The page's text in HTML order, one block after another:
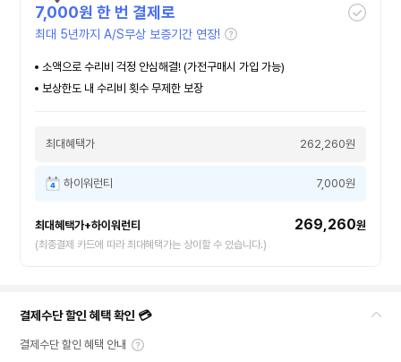
7,000원 한 번 결제로
최대 5년까지 A/S무상 보증기간 연장!
소액으로 수리비 걱정 안심해결! (가전구매시 가입 가능)
보상한도 내 수리비 횟수 무제한 보장
최대혜택가 262,260원
하이워런티 7,000원
최대혜택가+하이워런티 269,260원
(최종결제 카드에 따라 최대혜택가는 상이할 수 있습니다.)
결제수단 할인 혜택 확인 💳
결제수단 할인 혜택 안내